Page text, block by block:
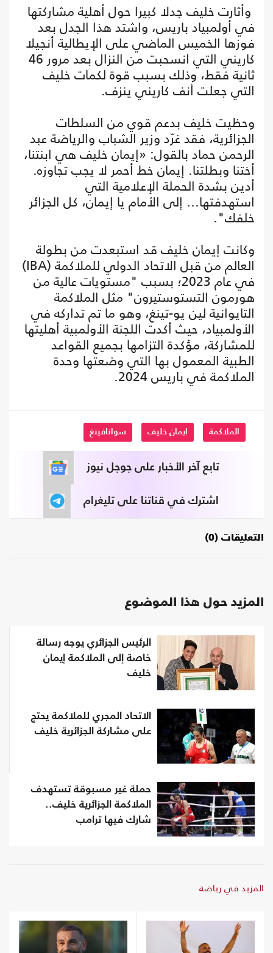
وأثارت خليف جدلا كبيرا حول أهلية مشاركتها
في أولمبياد باريس، واشتد هذا الجدل بعد
فوزها الخميس الماضي على الإيطالية أنجيلا
كاريني التي انسحبت من النزال بعد مرور 46
ثانية فقط، وذلك بسبب قوة لكمات خليف
التي جعلت أنف كاريني ينزف.
وحظيت خليف بدعم قوي من السلطات
الجزائرية، فقد غرّد وزير الشباب والرياضة عبد
الرحمن حماد بالقول: «إيمان خليف هي ابنتنا،
أختنا وبطلتنا. إيمان خط أحمر لا يجب تجاوزه.
أدين بشدة الحملة الإعلامية التي
استهدفتها… إلى الأمام يا إيمان، كل الجزائر
خلفك".
وكانت إيمان خليف قد استبعدت من بطولة
العالم من قبل الاتحاد الدولي للملاكمة (IBA)
في عام 2023؛ بسبب "مستويات عالية من
هورمون التستوستيرون" مثل الملاكمة
التايوانية لين يو-تينغ، وهو ما تم تداركه في
الأولمبياد، حيث أكدت اللجنة الأولمبية أهليتها
للمشاركة، مؤكدة التزامها بجميع القواعد
الطبية المعمول بها التي وضعتها وحدة
الملاكمة في باريس 2024.
الملاكمة ايمان خليف سوانافينغ
تابع آخر الأخبار على جوجل نيوز
اشترك في قناتنا على تليغرام
التعليقات (0)
المزيد حول هذا الموضوع
الرئيس الجزائري يوجه رسالة
خاصة إلى الملاكمة إيمان
خليف
الاتحاد المجري للملاكمة يحتج
على مشاركة الجزائرية خليف
حملة غير مسبوقة تستهدف
الملاكمة الجزائرية خليف..
شارك فيها ترامب
المزيد في رياضة